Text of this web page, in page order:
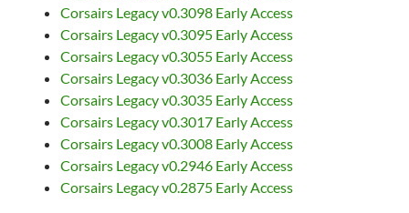
Corsairs Legacy v0.3098 Early Access
Corsairs Legacy v0.3095 Early Access
Corsairs Legacy v0.3055 Early Access
Corsairs Legacy v0.3036 Early Access
Corsairs Legacy v0.3035 Early Access
Corsairs Legacy v0.3017 Early Access
Corsairs Legacy v0.3008 Early Access
Corsairs Legacy v0.2946 Early Access
Corsairs Legacy v0.2875 Early Access